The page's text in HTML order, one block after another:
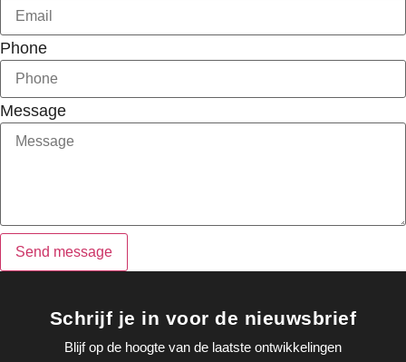
Phone
Message
Send message
Schrijf je in voor de nieuwsbrief
Blijf op de hoogte van de laatste ontwikkelingen